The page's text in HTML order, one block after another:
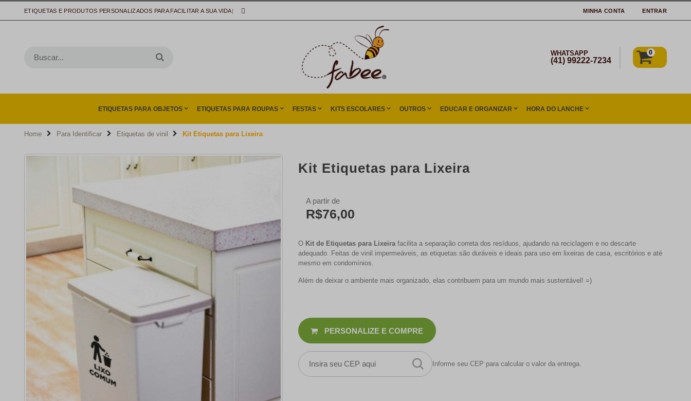
MINHA CONTA ENTRAR
ETIQUETAS E PRODUTOS PERSONALIZADOS PARA FACILITAR A SUA VIDA|
WHATSAPP
(41) 99222-7234
0
ETIQUETAS PARA OBJETOS ETIQUETAS PARA ROUPAS FESTAS KITS ESCOLARES OUTROS EDUCAR E ORGANIZAR HORA DO LANCHE
Home Para Identificar Etiquetas de vinil Kit Etiquetas para Lixeira
Kit Etiquetas para Lixeira
A partir de
R$76,00
O Kit de Etiquetas para Lixeira facilita a separação correta dos resíduos, ajudando na reciclagem e no descarte
adequado. Feitas de vinil impermeáveis, as etiquetas são duráveis e ideais para uso em lixeiras de casa, escritórios e até
mesmo em condomínios.
Além de deixar o ambiente mais organizado, elas contribuem para um mundo mais sustentável! =)
PERSONALIZE E COMPRE
Informe seu CEP para calcular o valor da entrega.